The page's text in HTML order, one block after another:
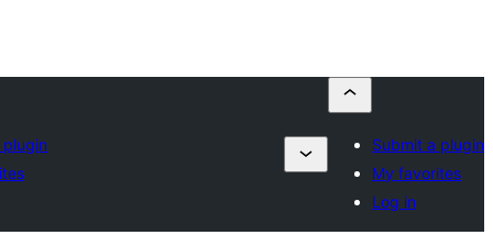
Submit a plugin
My favorites
Log in